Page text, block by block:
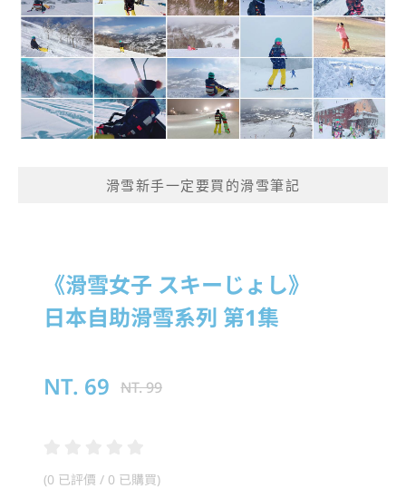
滑雪新手一定要買的滑雪筆記